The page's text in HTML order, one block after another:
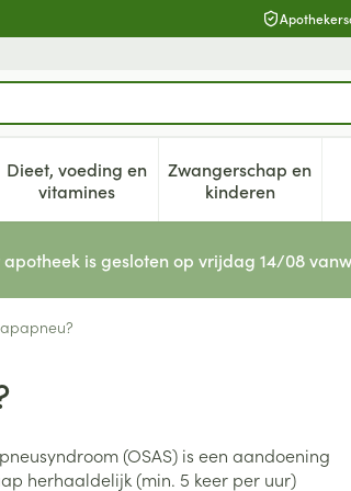
voor Schoonheid, verzorging en
Dieet, voeding en
vitaminesToon submenu voor Dieet,
Zwangerschap en
kinderen
Toon
apotheek is gesloten op vrijdag 14/08
(OSAS) is een aandoening
herhaaldelijk (min. 5 keer per uur)